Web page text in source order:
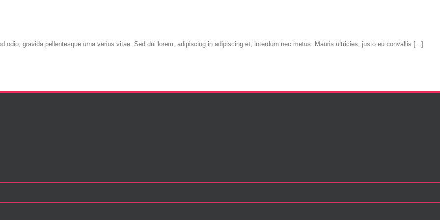
odio, gravida pellentesque urna varius vitae. Sed dui lorem, adipiscing in adipiscing et, interdum nec metus. Mauris ultricies, justo eu convallis [...]